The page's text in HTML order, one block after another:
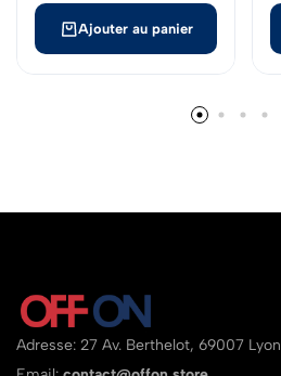
Ajouter au panier
Adresse: 27 Av. Berthelot, 69007 Lyon